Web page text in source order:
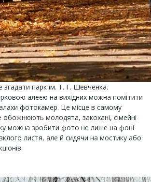
парк ім. Т. Г. Шевченка.
алеєю на вихідних можна помітити
фотокамер. Це місце в самому
обожнюють молодята, закохані, сімейні
можна зробити фото не лише на фоні
листя, але й сидячи на мостику або